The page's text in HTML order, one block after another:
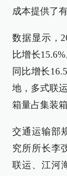
成本提供了
数据显示，
比增长
同比增长
地，多式联
箱量占集装
交通运输部
究所所长李
联运、江河